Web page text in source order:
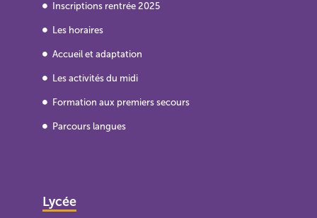
Inscriptions rentrée 2025
Les horaires
Accueil et adaptation
Les activités du midi
Formation aux premiers secours
Parcours langues
Lycée